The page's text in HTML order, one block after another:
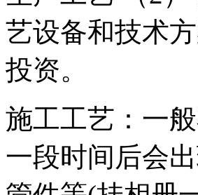
艺设备和技术
投资。
施工工艺：一
一段时间后会